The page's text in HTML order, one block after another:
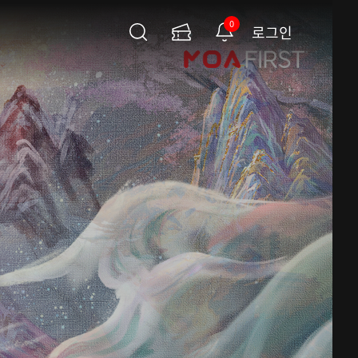
용
권
페
이
지
0
알
림
로그인